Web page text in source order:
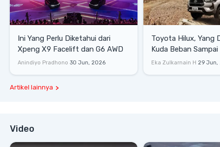
Ini Yang Perlu Diketahui dari
Xpeng X9 Facelift dan G6 AWD
Anindiyo Pradhono 30 Jun, 2026
Toyota Hilux, Yang
Kuda Beban
Lifestyle
Eka Zulkarnain H 29 Jun,
Artikel lainnya
Video